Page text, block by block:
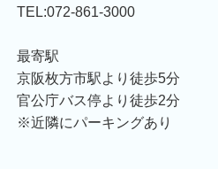
TEL:072-861-3000
最寄駅
京阪枚方市駅より徒歩5分
官公庁バス停より徒歩2分
※近隣にパーキングあり